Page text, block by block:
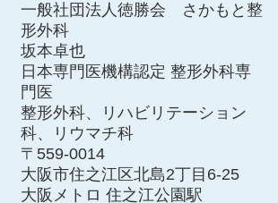
一般社団法人徳勝会 さかもと整
形外科
坂本卓也
日本専門医機構認定 整形外科専
門医
整形外科、リハビリテーション
科、リウマチ科
〒559-0014
大阪市住之江区北島2丁目6-25
大阪メトロ 住之江公園駅